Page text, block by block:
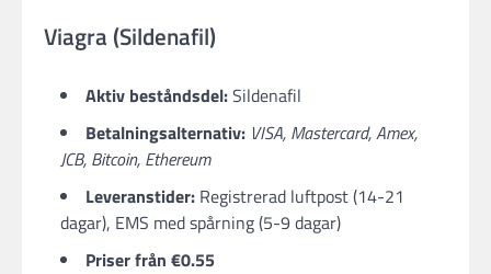
Viagra (Sildenafil​)
Aktiv beståndsdel:Sildenafil
Betalningsalternativ: VISA, Mastercard, Amex,
JCB, Bitcoin, Ethereum
Leveranstider: Registrerad luftpost (14-21
dagar), EMS med spårning (5-9 dagar)
Priser från €0.55